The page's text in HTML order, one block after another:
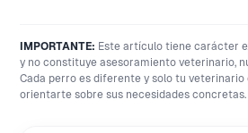
IMPORTANTE: Este artículo tiene carácter
y no constituye asesoramiento veterinario,
Cada perro es diferente y solo tu
orientarte sobre sus necesidades concretas.